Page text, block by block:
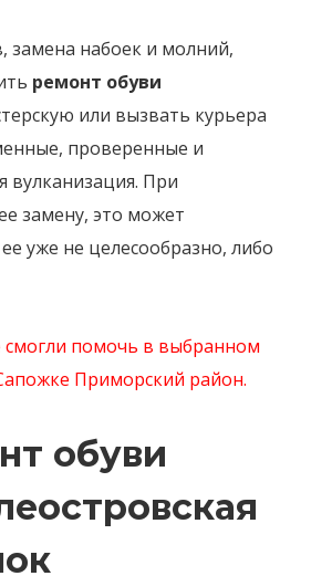
замена набоек и молний,
ремонт обуви
или вызвать курьера
проверенные и
При
замену, это может
уже не целесообразно, либо
смогли помочь в выбранном
Приморский район.
обуви